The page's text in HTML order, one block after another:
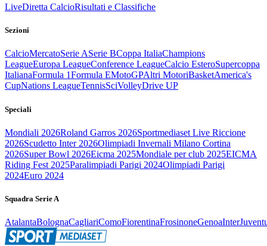
LiveDiretta CalcioRisultati e Classifiche
Sezioni
CalcioMercatoSerie ASerie BCoppa ItaliaChampions
LeagueEuropa LeagueConference LeagueCalcio EsteroSupercoppa
ItalianaFormula 1Formula EMotoGPAltri MotoriBasketAmerica's
CupNations LeagueTennisSciVolleyDrive UP
Speciali
Mondiali 2026Roland Garros 2026Sportmediaset Live Riccione
2026Scudetto Inter 2026Olimpiadi Invernali Milano Cortina
2026Super Bowl 2026Eicma 2025Mondiale per club 2025EICMA
Riding Fest 2025Paralimpiadi Parigi 2024Olimpiadi Parigi
2024Euro 2024
Squadra Serie A
AtalantaBolognaCagliariComoFiorentinaFrosinoneGenoaInter